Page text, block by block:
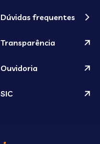
Dúvidas frequentes
Transparência
Ouvidoria
SIC